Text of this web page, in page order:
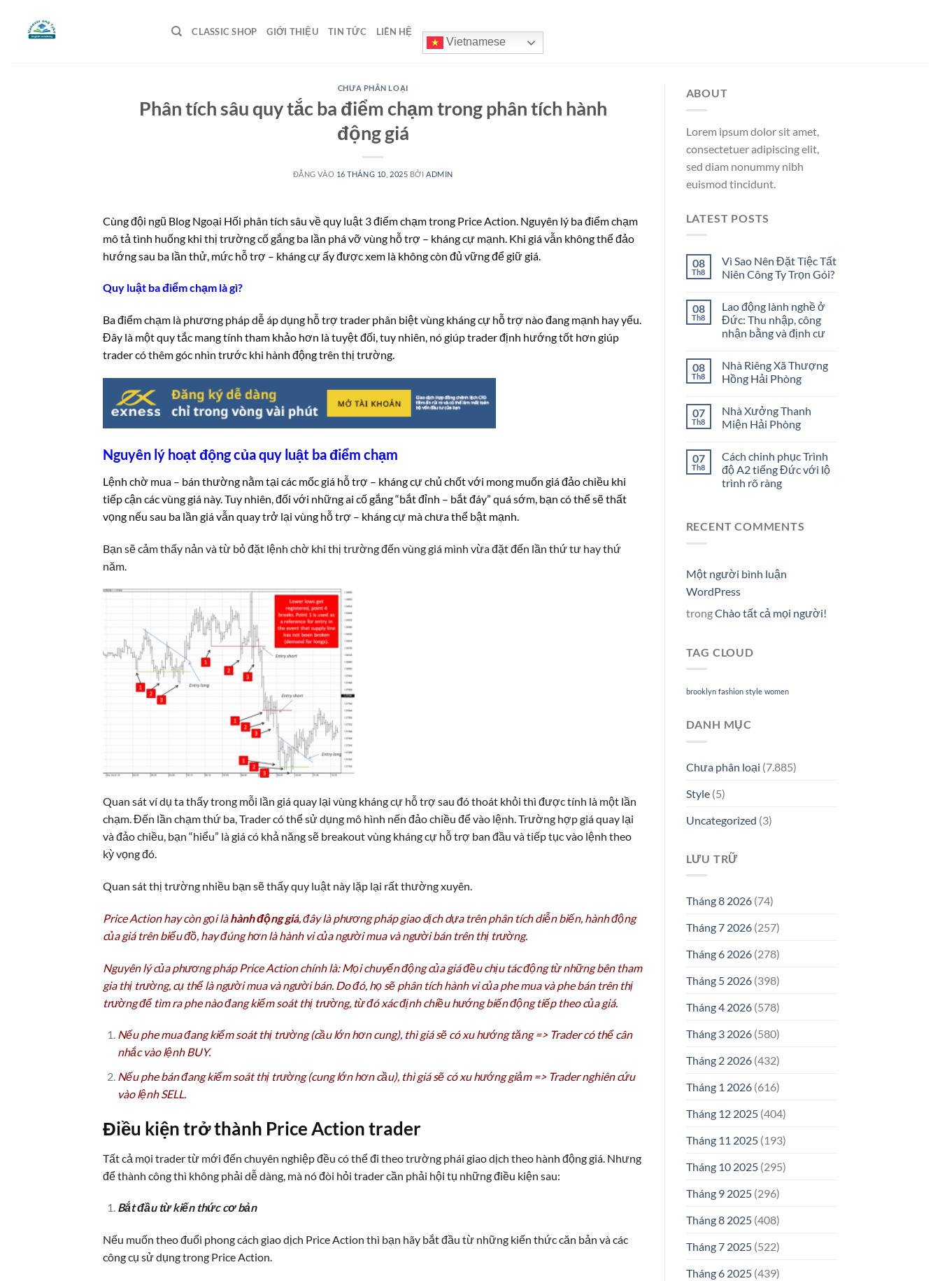
CLASSIC SHOP GIỚI THIỆU TIN TỨC LIÊN HỆ
Vietnamese
CHƯA PHÂN LOẠI
Phân tích sâu quy tắc ba điểm chạm trong phân tích hành
động giá
ĐĂNG VÀO 16 THÁNG 10, 2025 BỞI ADMIN
Cùng đội ngũ Blog Ngoại Hối phân tích sâu về quy luật 3 điểm chạm trong Price Action. Nguyên lý ba điểm chạm
mô tả tình huống khi thị trường cố gắng ba lần phá vỡ vùng hỗ trợ – kháng cự mạnh. Khi giá vẫn không thể đảo
hướng sau ba lần thử, mức hỗ trợ – kháng cự ấy được xem là không còn đủ vững để giữ giá.
Quy luật ba điểm chạm là gì?
Ba điểm chạm là phương pháp dễ áp dụng hỗ trợ trader phân biệt vùng kháng cự hỗ trợ nào đang mạnh hay yếu.
Đây là một quy tắc mang tính tham khảo hơn là tuyệt đối, tuy nhiên, nó giúp trader định hướng tốt hơn giúp
trader có thêm góc nhìn trước khi hành động trên thị trường.
Nguyên lý hoạt động của quy luật ba điểm chạm
Lệnh chờ mua – bán thường nằm tại các mốc giá hỗ trợ – kháng cự chủ chốt với mong muốn giá đảo chiều khi
tiếp cận các vùng giá này. Tuy nhiên, đối với những ai cố gắng “bắt đỉnh – bắt đáy” quá sớm, bạn có thể sẽ thất
vọng nếu sau ba lần giá vẫn quay trở lại vùng hỗ trợ – kháng cự mà chưa thể bật mạnh.
Bạn sẽ cảm thấy nản và từ bỏ đặt lệnh chờ khi thị trường đến vùng giá mình vừa đặt đến lần thứ tư hay thứ
năm.
Quan sát ví dụ ta thấy trong mỗi lần giá quay lại vùng kháng cự hỗ trợ sau đó thoát khỏi thì được tính là một lần
chạm. Đến lần chạm thứ ba, Trader có thể sử dụng mô hình nến đảo chiều để vào lệnh. Trường hợp giá quay lại
và đảo chiều, bạn “hiểu” là giá có khả năng sẽ breakout vùng kháng cự hỗ trợ ban đầu và tiếp tục vào lệnh theo
kỳ vọng đó.
Quan sát thị trường nhiều bạn sẽ thấy quy luật này lặp lại rất thường xuyên.
Price Action hay còn gọi làhành động giá, đây là phương pháp giao dịch dựa trên phân tích diễn biến, hành động
của giá trên biểu đồ, hay đúng hơn là hành vi của người mua và người bán trên thị trường.
Nguyên lý của phương pháp Price Action chính là: Mọi chuyển động của giá đều chịu tác động từ những bên tham
gia thị trường, cụ thể là người mua và người bán. Do đó, họ sẽ phân tích hành vi của phe mua và phe bán trên thị
trường để tìm ra phe nào đang kiểm soát thị trường, từ đó xác định chiều hướng biến động tiếp theo của giá.
Nếu phe mua đang kiểm soát thị trường (cầu lớn hơn cung), thì giá sẽ có xu hướng tăng => Trader có thể cân
nhắc vào lệnh BUY.
Nếu phe bán đang kiểm soát thị trường (cung lớn hơn cầu), thì giá sẽ có xu hướng giảm => Trader nghiên cứu
vào lệnh SELL.
Điều kiện trở thành Price Action trader
Tất cả mọi trader từ mới đến chuyên nghiệp đều có thể đi theo trường phái giao dịch theo hành động giá. Nhưng
để thành công thì không phải dễ dàng, mà nó đòi hỏi trader cần phải hội tụ những điều kiện sau:
Bắt đầu từ kiến thức cơ bản
Nếu muốn theo đuổi phong cách giao dịch Price Action thì bạn hãy bắt đầu từ những kiến thức căn bản và các
công cụ sử dụng trong Price Action.
ABOUT
Lorem ipsum dolor sit amet,
consectetuer adipiscing elit,
sed diam nonummy nibh
euismod tincidunt.
LATEST POSTS
08
Th8
Vì Sao Nên Đặt Tiệc Tất
Niên Công Ty Trọn Gói?
08
Th8
Lao động lành nghề ở
Đức: Thu nhập, công
nhận bằng và định cư
08
Th8
Nhà Riêng Xã Thượng
Hồng Hải Phòng
07
Th8
Nhà Xưởng Thanh
Miện Hải Phòng
07
Th8
Cách chinh phục Trình
độ A2 tiếng Đức với lộ
trình rõ ràng
RECENT COMMENTS
Một người bình luận
WordPress
trongChào tất cả mọi người!
TAG CLOUD
brooklyn fashion style women
DANH MỤC
Chưa phân loại (7.885)
Style(5)
Uncategorized (3)
LƯU TRỮ
Tháng 8 2026(74)
Tháng 7 2026(257)
Tháng 6 2026(278)
Tháng 5 2026(398)
Tháng 4 2026(578)
Tháng 3 2026(580)
Tháng 2 2026(432)
Tháng 1 2026(616)
Tháng 12 2025(404)
Tháng 11 2025(193)
Tháng 10 2025(295)
Tháng 9 2025(296)
Tháng 8 2025(408)
Tháng 7 2025(522)
Tháng 6 2025(439)